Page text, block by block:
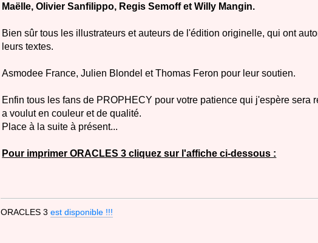
Maëlle, Olivier Sanfilippo, Regis Semoff et Willy Mangin.
Bien sûr tous les illustrateurs et auteurs de l'édition originelle, qui ont
leurs textes.
Asmodee France, Julien Blondel et Thomas Feron pour leur soutien.
Enfin tous les fans de PROPHECY pour votre patience qui j'espère sera
a voulut en couleur et de qualité.
Place à la suite à présent...
Pour imprimer ORACLES 3 cliquez sur l'affiche ci-dessous :
ORACLES 3est disponible !!!